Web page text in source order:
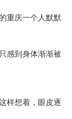
重庆一个人默默
感到身体渐渐被
想着，眼皮逐